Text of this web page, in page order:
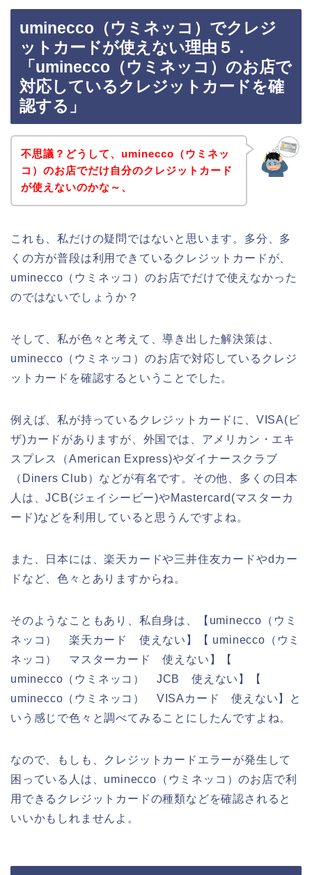
uminecco（ウミネッコ）でクレジ
ットカードが使えない理由５．
「uminecco（ウミネッコ）のお店で
対応しているクレジットカードを確
認する」
不思議？どうして、uminecco（ウミネッ
コ）のお店でだけ自分のクレジットカード
が使えないのかな～、
これも、私だけの疑問ではないと思います。多分、多
くの方が普段は利用できているクレジットカードが、
uminecco（ウミネッコ）のお店でだけで使えなかった
のではないでしょうか？
そして、私が色々と考えて、導き出した解決策は、
uminecco（ウミネッコ）のお店で対応しているクレジ
ットカードを確認するということでした。
例えば、私が持っているクレジットカードに、VISA(ビ
ザ)カードがありますが、外国では、アメリカン・エキ
スプレス（American Express)やダイナースクラブ
（Diners Club）などが有名です。その他、多くの日本
人は、JCB(ジェイシービー)やMastercard(マスターカ
ード)などを利用していると思うんですよね。
また、日本には、楽天カードや三井住友カードやdカー
ドなど、色々とありますからね。
そのようなこともあり、私自身は、【uminecco（ウミ
ネッコ） 楽天カード 使えない】【 uminecco（ウミ
ネッコ） マスターカード 使えない】【
uminecco（ウミネッコ） JCB 使えない】【
uminecco（ウミネッコ） VISAカード 使えない】と
いう感じで色々と調べてみることにしたんですよね。
なので、もしも、クレジットカードエラーが発生して
困っている人は、uminecco（ウミネッコ）のお店で利
用できるクレジットカードの種類などを確認されると
いいかもしれませんよ。